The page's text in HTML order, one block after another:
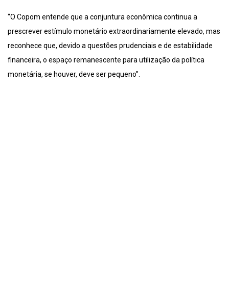
“O Copom entende que a conjuntura econômica continua a
prescrever estímulo monetário extraordinariamente elevado, mas
reconhece que, devido a questões prudenciais e de estabilidade
financeira, o espaço remanescente para utilização da política
monetária, se houver, deve ser pequeno”.